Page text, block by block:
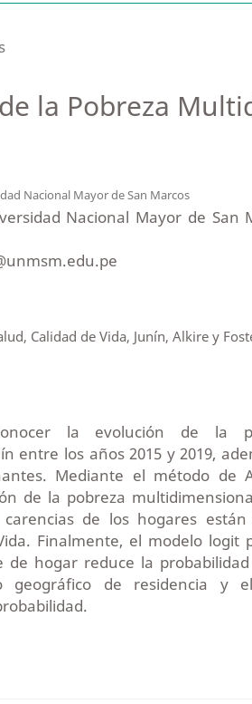
la Pobreza
Nacional Mayor de San Marcos
Nacional Mayor de San
Calidad de Vida, Junín, Alkire y
la evolución de la
entre los años 2015 y 2019,
Mediante el método de
de la pobreza
de los hogares
Finalmente, el modelo logit
hogar reduce la
geográfico de residencia y